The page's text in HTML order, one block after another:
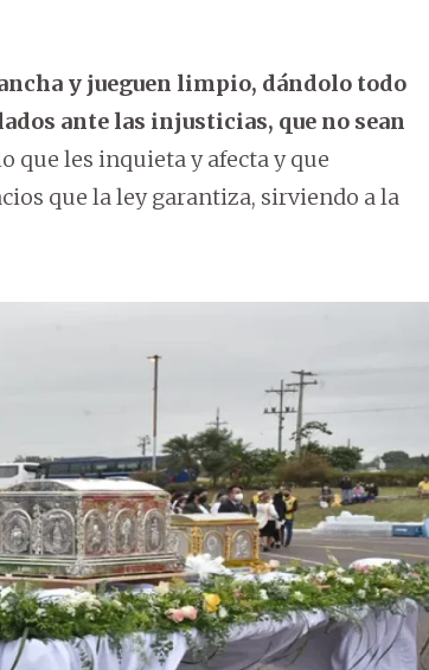
y jueguen limpio, dándolo todo
ante las injusticias, que no sean
que les inquieta y afecta y que
que la ley garantiza, sirviendo a la